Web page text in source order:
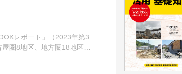
レポート」（2023年第3
圏8地区、地方圏18地区の